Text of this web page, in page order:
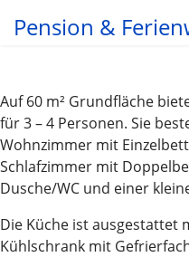
Pension &
Auf 60 m² Grundfläche
für 3 – 4 Personen. Sie
Wohnzimmer mit
Schlafzimmer mit
Dusche/WC und einer
Die Küche ist ausgestattet
Kühlschrank mit